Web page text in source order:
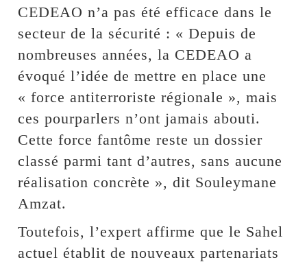
CEDEAO n’a pas été efficace dans le
secteur de la sécurité : « Depuis de
nombreuses années, la CEDEAO a
évoqué l’idée de mettre en place une
« force antiterroriste régionale », mais
ces pourparlers n’ont jamais abouti.
Cette force fantôme reste un dossier
classé parmi tant d’autres, sans aucune
réalisation concrète », dit Souleymane
Amzat.
Toutefois, l’expert affirme que le Sahel
actuel établit de nouveaux partenariats